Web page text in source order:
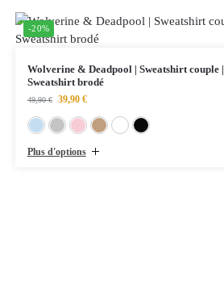
-20%
Wolverine & Deadpool | Sweatshirt couple |
Sweatshirt brodé
49,90€ 39,90 €
Bleu cielGris chiné
Plus d'options